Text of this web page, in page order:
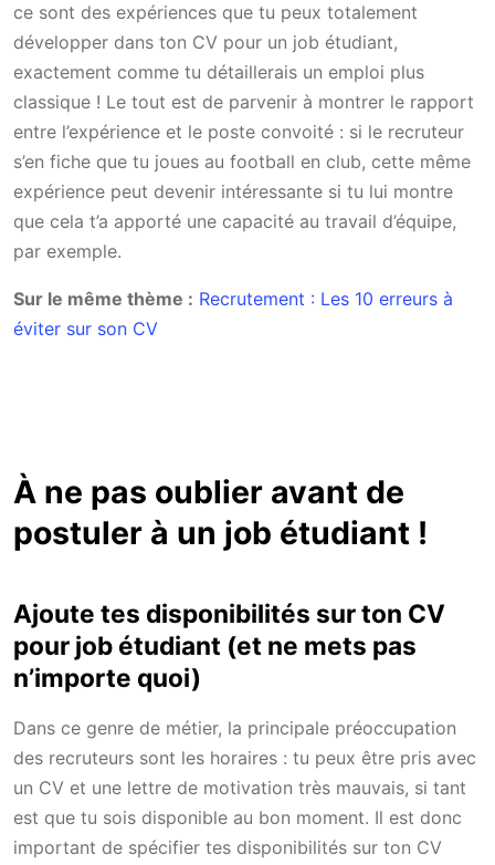
ce sont des expériences que tu peux totalement
développer dans ton CV pour un job étudiant,
exactement comme tu détaillerais un emploi plus
classique ! Le tout est de parvenir à montrer le rapport
entre l’expérience et le poste convoité : si le recruteur
s’en fiche que tu joues au football en club, cette même
expérience peut devenir intéressante si tu lui montre
que cela t’a apporté une capacité au travail d’équipe,
par exemple.
Sur le même thème : Recrutement : Les 10 erreurs à
éviter sur son CV
À ne pas oublier avant de
postuler à un job étudiant !
Ajoute tes disponibilités sur ton CV
pour job étudiant (et ne mets pas
n’importe quoi)
Dans ce genre de métier, la principale préoccupation
des recruteurs sont les horaires : tu peux être pris avec
un CV et une lettre de motivation très mauvais, si tant
est que tu sois disponible au bon moment. Il est donc
important de spécifier tes disponibilités sur ton CV